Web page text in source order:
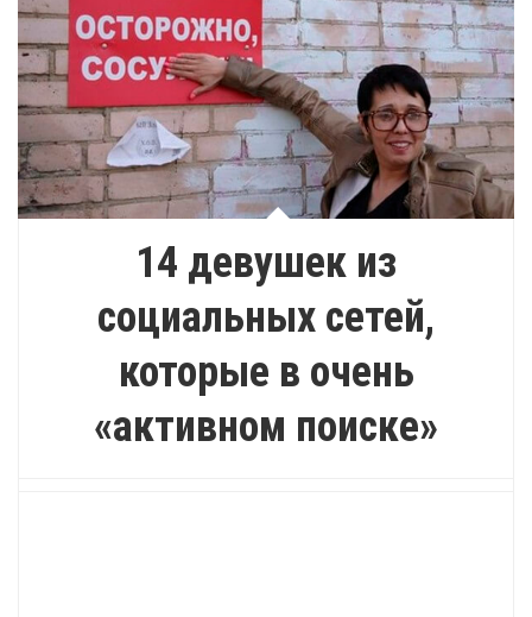
14 девушек из
социальных сетей,
которые в очень
«активном поиске»